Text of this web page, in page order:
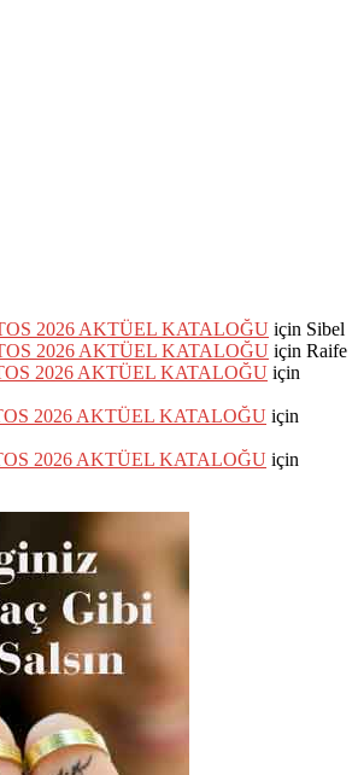
2026 AKTÜEL KATALOĞU için Sibel
2026 AKTÜEL KATALOĞU için Raife
2026 AKTÜEL KATALOĞU için
2026 AKTÜEL KATALOĞU için
2026 AKTÜEL KATALOĞU için